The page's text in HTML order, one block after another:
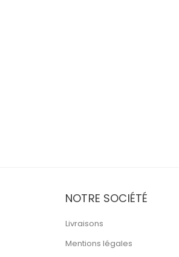
NOTRE SOCIÉTÉ
Livraisons
Mentions légales